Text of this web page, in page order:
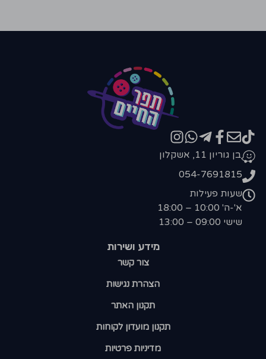
מידע ושירות
צור קשר
הצהרת נגישות
תקנון האתר
תקנון מועדון לקוחות
מדיניות פרטיות
בן גוריון 11, אשקלון
054-7691815
שעות פעילות
א'-ה' 10:00 – 18:00
שישי 09:00 – 13:00